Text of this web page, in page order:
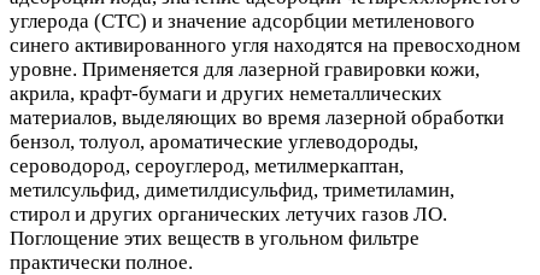
углерода (CTC) и значение адсорбции метиленового
синего активированного угля находятся на превосходном
уровне. Применяется для лазерной гравировки кожи,
акрила, крафт-бумаги и других неметаллических
материалов, выделяющих во время лазерной обработки
бензол, толуол, ароматические углеводороды,
сероводород, сероуглерод, метилмеркаптан,
метилсульфид, диметилдисульфид, триметиламин,
стирол и других органических летучих газов ЛО.
Поглощение этих веществ в угольном фильтре
практически полное.